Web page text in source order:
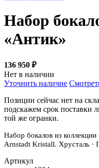
Набор
«Антик»
136 950 ₽
Нет в наличии
Уточнить наличие
Позиции сейчас нет на
подскажем срок поставки
той же огранки.
Набор бокалов из
Arnstadt Kristall. Хрусталь ·
Артикул